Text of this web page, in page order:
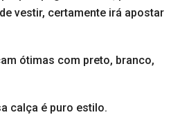
vestir, certamente irá apostar
ótimas com preto, branco,
calça é puro estilo.